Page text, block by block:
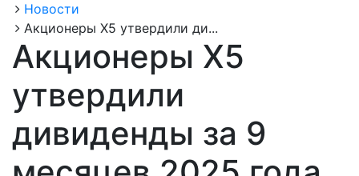
Новости
Акционеры X5 утвердили ди...
Акционеры X5
утвердили
дивиденды за 9